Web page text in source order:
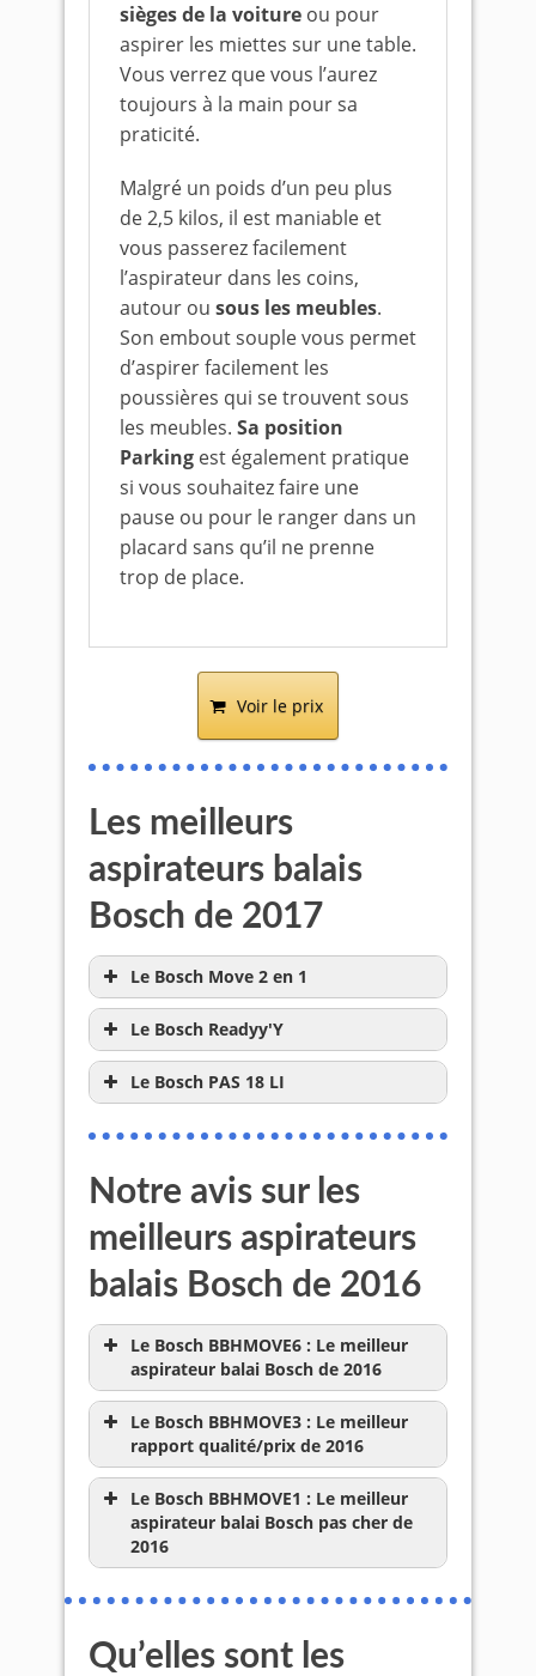
sièges de la voiture ou pour
aspirer les miettes sur une table.
Vous verrez que vous l’aurez
toujours à la main pour sa
praticité.
Malgré un poids d’un peu plus
de 2,5 kilos, il est maniable et
vous passerez facilement
l’aspirateur dans les coins,
autour ou sous les meubles.
Son embout souple vous permet
d’aspirer facilement les
poussières qui se trouvent sous
les meubles. Sa position
Parking est également pratique
si vous souhaitez faire une
pause ou pour le ranger dans un
placard sans qu’il ne prenne
trop de place.
Voir le prix
Les meilleurs
aspirateurs balais
Bosch de 2017
Le Bosch Move 2 en 1
Le Bosch Readyy'Y
Le Bosch PAS 18 LI
Notre avis sur les
meilleurs aspirateurs
balais Bosch de 2016
Le Bosch BBHMOVE6 : Le meilleur
aspirateur balai Bosch de 2016
Le Bosch BBHMOVE3 : Le meilleur
rapport qualité/prix de 2016
Le Bosch BBHMOVE1 : Le meilleur
aspirateur balai Bosch pas cher de
2016
Qu’elles sont les